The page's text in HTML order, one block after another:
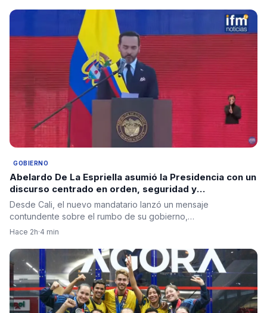
GOBIERNO
Abelardo De La Espriella asumió la Presidencia con un
discurso centrado en orden, seguridad y
regeneración nacional
Desde Cali, el nuevo mandatario lanzó un mensaje
contundente sobre el rumbo de su gobierno,…
Hace 2h·4 min